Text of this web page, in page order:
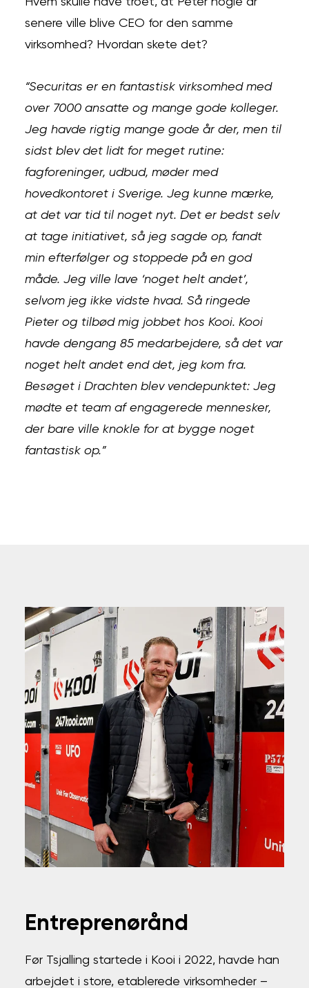
senere ville blive CEO for den samme
virksomhed? Hvordan skete det?
“Securitas er en fantastisk virksomhed med
over 7000 ansatte og mange gode kolleger.
Jeg havde rigtig mange gode år der, men til
sidst blev det lidt for meget rutine:
fagforeninger, udbud, møder med
hovedkontoret i Sverige. Jeg kunne mærke,
at det var tid til noget nyt. Det er bedst selv
at tage initiativet, så jeg sagde op, fandt
min efterfølger og stoppede på en god
måde. Jeg ville lave ‘noget helt andet’,
selvom jeg ikke vidste hvad. Så ringede
Pieter og tilbød mig jobbet hos Kooi. Kooi
havde dengang 85 medarbejdere, så det var
noget helt andet end det, jeg kom fra.
Besøget i Drachten blev vendepunktet: Jeg
mødte et team af engagerede mennesker,
der bare ville knokle for at bygge noget
fantastisk op.”
Entreprenørånd
Før Tsjalling startede i Kooi i 2022, havde han
arbejdet i store, etablerede virksomheder –